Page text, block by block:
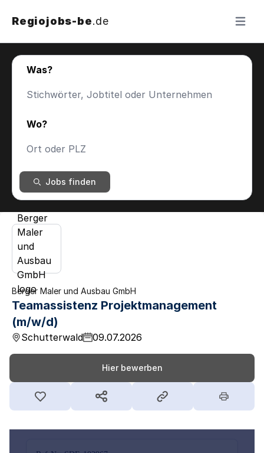
Regiojobs-be.de Menü
Was?
Wo?
Jobs finden
Berger Maler und Ausbau GmbH
Teamassistenz Projektmanagement
(m/w/d)
Schutterwald 09.07.2026
Hier bewerben